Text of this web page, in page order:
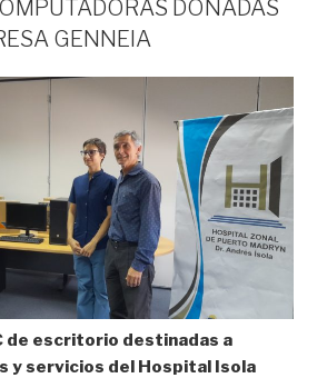
DONADAS
GENNEIA
de escritorio destinadas a
y servicios del Hospital Isola